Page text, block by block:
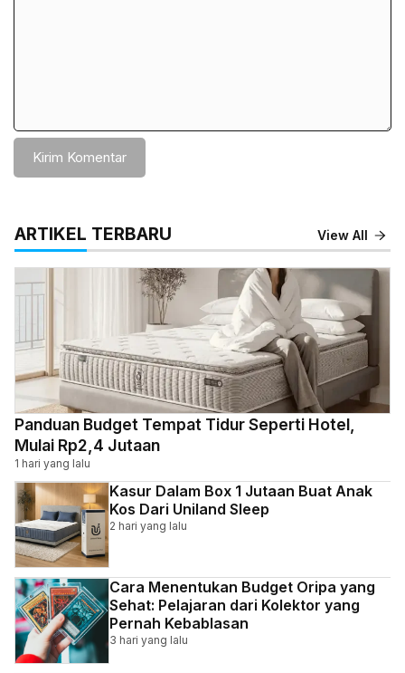
ARTIKEL TERBARU View All
Panduan Budget Tempat Tidur Seperti Hotel,
Mulai Rp2,4 Jutaan
1 hari yang lalu
Kasur Dalam Box 1 Jutaan Buat Anak
Kos Dari Uniland Sleep
2 hari yang lalu
Cara Menentukan Budget Oripa yang
Sehat: Pelajaran dari Kolektor yang
Pernah Kebablasan
3 hari yang lalu